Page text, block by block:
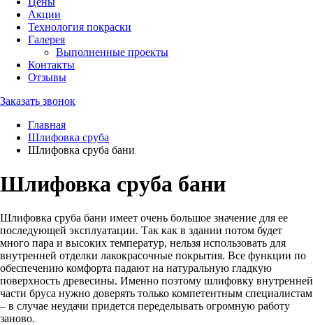
Акции
Технология покраски
Галерея
Выполненные проекты
Контакты
Отзывы
Заказать звонок
Главная
Шлифовка сруба
Шлифовка сруба бани
Шлифовка сруба бани
Шлифовка сруба бани имеет очень большое значение для ее
последующей эксплуатации. Так как в здании потом будет
много пара и высоких температур, нельзя использовать для
внутренней отделки лакокрасочные покрытия. Все функции по
обеспечению комфорта падают на натуральную гладкую
поверхность древесины. Именно поэтому шлифовку внутренней
части бруса нужно доверять только компетентным специалистам
– в случае неудачи придется переделывать огромную работу
заново.